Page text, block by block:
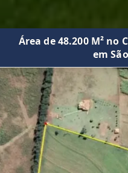
Área de 48.200 M²
em